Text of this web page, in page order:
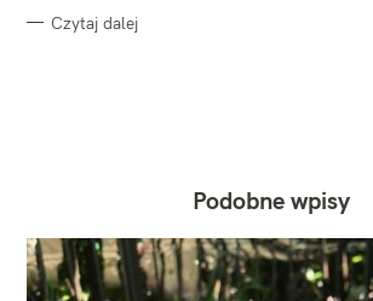
Czytaj dalej
Podobne wpisy